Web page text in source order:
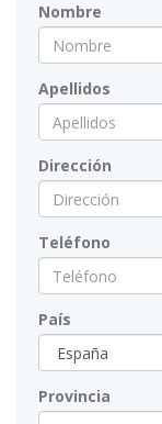
Nombre
Apellidos
Dirección
Teléfono
País
Provincia